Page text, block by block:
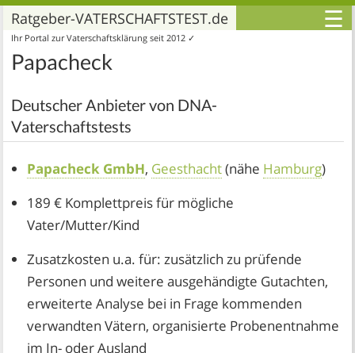
Ratgeber-VATERSCHAFTSTEST.de
Ihr Portal zur Vaterschaftsklärung seit 2012 ✓
☰
Papacheck
Deutscher Anbieter von DNA-
Vaterschaftstests
Papacheck GmbH, Geesthacht(nähe Hamburg)
189 € Komplettpreis für mögliche
Vater/Mutter/Kind
Zusatzkosten u.a. für: zusätzlich zu prüfende
Personen und weitere ausgehändigte Gutachten,
erweiterte Analyse bei in Frage kommenden
verwandten Vätern, organisierte Probenentnahme
im In- oder Ausland